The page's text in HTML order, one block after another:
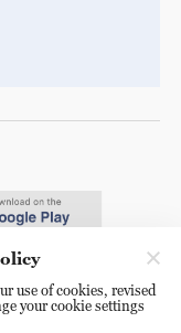
16A
use of cookies, revised
your cookie settings